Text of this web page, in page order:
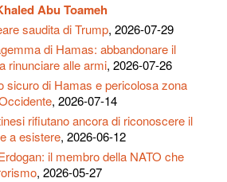
Abu Toameh
saudita di Trump, 2026-07-29
di Hamas: abbandonare il
rinunciare alle armi, 2026-07-26
sicuro di Hamas e pericolosa zona
, 2026-07-14
rifiutano ancora di riconoscere il
a esistere, 2026-06-12
il membro della NATO che
, 2026-05-27